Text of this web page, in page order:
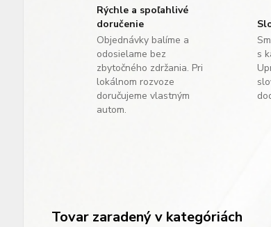
Rýchle a spoľahlivé
doručenie
Objednávky balíme a
odosielame bez
zbytočného zdržania. Pri
lokálnom rozvoze
doručujeme vlastným
autom.
s
Tovar zaradený v kategóriách